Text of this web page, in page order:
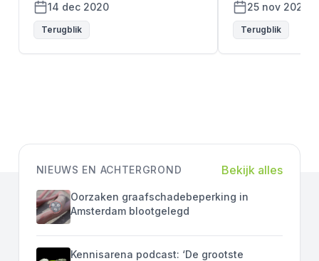
14 dec 2020
Terugblik
25 nov 2020
Terugblik
NIEUWS EN ACHTERGROND Bekijk alles
Oorzaken graafschadebeperking in
Amsterdam blootgelegd
Kennisarena podcast: ‘De grootste